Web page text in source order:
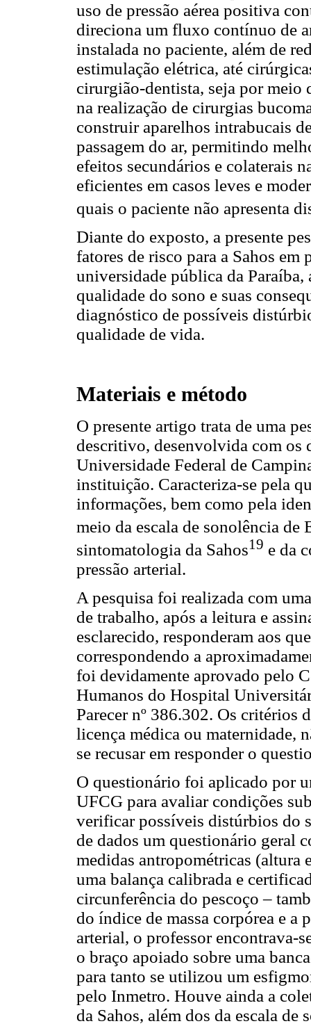
uso de pressão aérea positiva
direciona um fluxo contínuo de
instalada no paciente, além de
estimulação elétrica, até
cirurgião-dentista, seja por meio
na realização de cirurgias
construir aparelhos intrabucais
passagem do ar, permitindo
efeitos secundários e colaterais
eficientes em casos leves e
quais o paciente não apresenta
Diante do exposto, a presente
fatores de risco para a Sahos
universidade pública da
qualidade do sono e suas
diagnóstico de possíveis
qualidade de vida.
Materiais e método
O presente artigo trata de uma
descritivo, desenvolvida com os
Universidade Federal de
instituição. Caracteriza-se pela
informações, bem como pela
meio da escala de sonolência de
sintomatologia da Sahos19 e da
pressão arterial.
A pesquisa foi realizada com
de trabalho, após a leitura e
esclarecido, responderam aos
correspondendo a
foi devidamente aprovado pelo
Humanos do Hospital
Parecer nº 386.302. Os critérios
licença médica ou maternidade,
se recusar em responder o
O questionário foi aplicado por
UFCG para avaliar condições
verificar possíveis distúrbios do
de dados um questionário geral
medidas antropométricas (altura
uma balança calibrada e
circunferência do pescoço –
do índice de massa corpórea e a
arterial, o professor encontrava-
o braço apoiado sobre uma
para tanto se utilizou um
pelo Inmetro. Houve ainda a
da Sahos, além dos da escala